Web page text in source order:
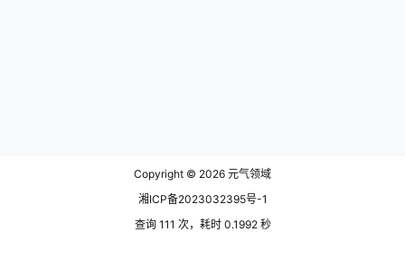
Copyright © 2026 元气领域
湘ICP备2023032395号-1
查询 111 次，耗时 0.1992 秒